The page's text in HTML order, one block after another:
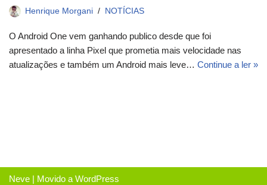
Henrique Morgani NOTÍCIAS
O Android One vem ganhando publico desde que foi
apresentado a linha Pixel que prometia mais velocidade nas
atualizações e também um Android mais leve… Continue a ler »
Neve | Movido a WordPress